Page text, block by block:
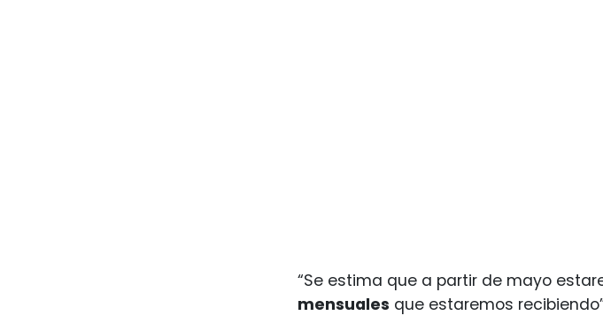
“Se estima que a partir de mayo
mensuales que estaremos